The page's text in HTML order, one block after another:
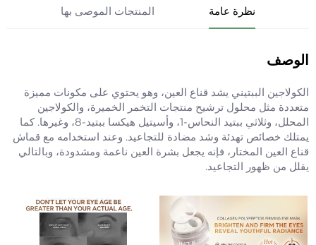
نظرة عامة المنتجات الموصى بها
الوصف
الكولاجين الببتيني يشد قناع العين، وهو يحتوي على مكونات مميزة
متعددة مثل محلول ترشيح منتجات التخمر الخميرة، والكولاجين
المحلل، وثلاثي ببتيد النحاس-1، وأسيتيل هيكسا ببتيد-8، وغيرها. كما
يمتلك خصائص تهدئة وشد مضادة للتجاعيد. وعند استخدامه مع قماش
قناع العين المختار، فإنه يجعل بشرة العين ناعمة ومشدودة، وبالتالي
يقلل من ظهور التجاعيد.